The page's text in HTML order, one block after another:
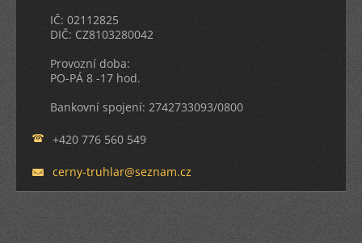
IČ: 02112825
DIČ: CZ8103280042
Provozní doba:
PO-PÁ 8 -17 hod.
Bankovní spojení: 2742733093/0800
+420 776 560 549
cerny-truhlar@seznam.cz